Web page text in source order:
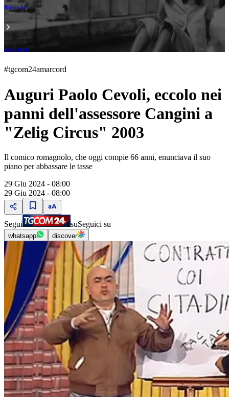
Rubriche
amarcord
#tgcom24amarcord
Auguri Paolo Cevoli, eccolo nei
panni dell'assessore Cangini a
"Zelig Circus" 2003
Il comico romagnolo, che oggi compie 66 anni, enunciava il suo
piano per abbassare le tasse
29 Giu 2024 - 08:00
29 Giu 2024 - 08:00
Segui suSeguici su
whatsapp discover